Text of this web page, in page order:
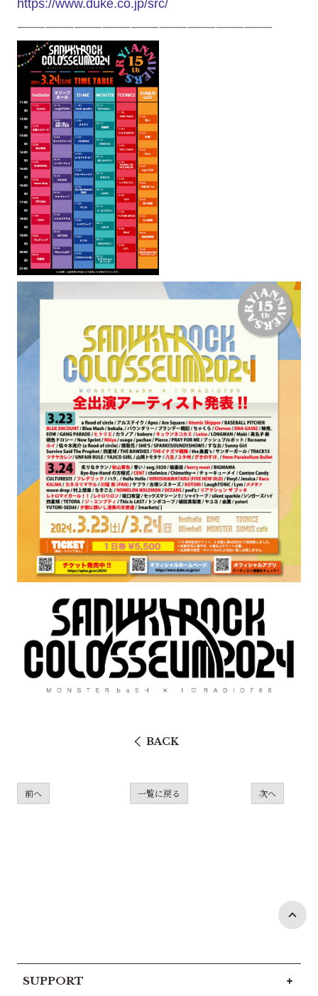
https://www.duke.co.jp/src/
———————————————————————————
BACK
前へ 一覧に戻る 次へ
SUPPORT